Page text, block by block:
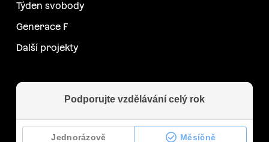
Týden svobody
Generace F
Další projekty